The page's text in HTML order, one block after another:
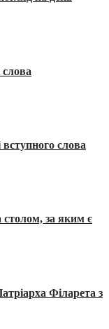
слова
слова
столом, за яким є
Філарета з